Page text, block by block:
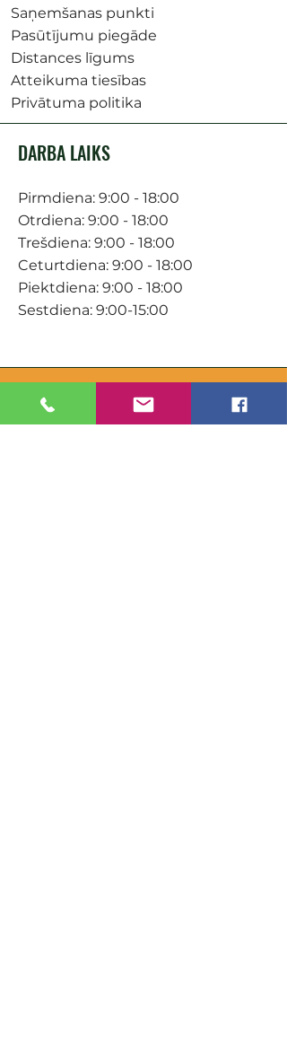
Saņemšanas punkti
Pasūtījumu piegāde
Distances līgums
Atteikuma tiesības
Privātuma politika
DARBA LAIKS
Pirmdiena: 9:00 - 18:00
Otrdiena: 9:00 - 18:00
Trešdiena: 9:00 - 18:00
Ceturtdiena: 9:00 - 18:00
Piektdiena: 9:00 - 18:00
Sestdiena: 9:00-15:00
KONTAKTI